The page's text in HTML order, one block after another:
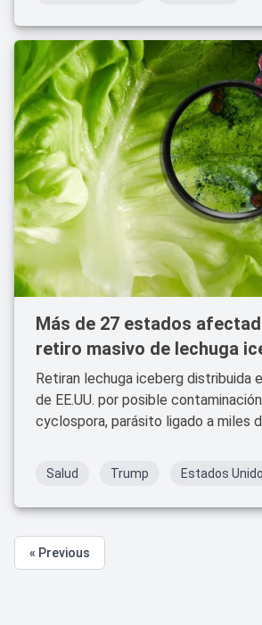
Más de 27 estados
retiro masivo de lechuga
Retiran lechuga iceberg distribuida
de EE.UU. por posible
cyclospora, parásito ligado a miles
Salud Trump Estados
« Previous